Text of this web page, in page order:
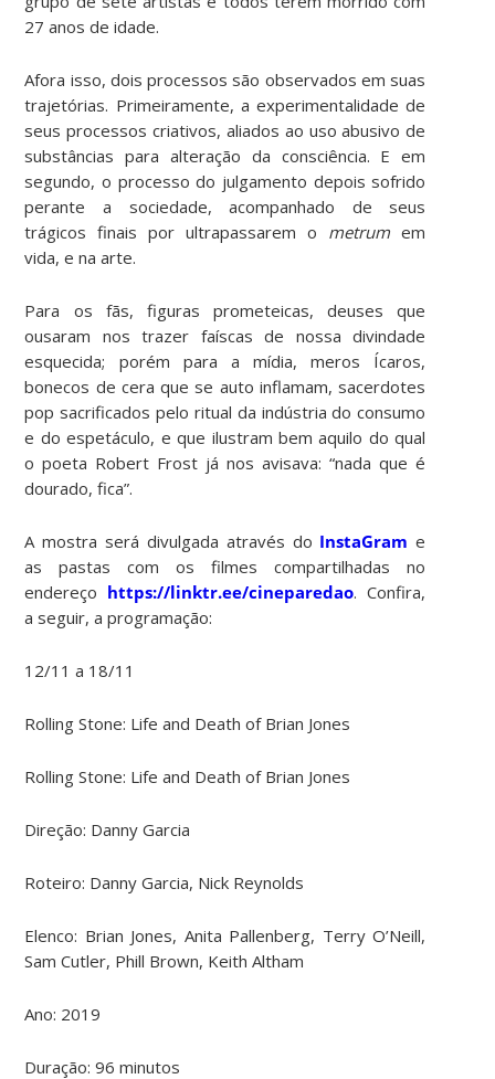
27 anos de idade.
Afora isso, dois processos são observados em suas
trajetórias. Primeiramente, a experimentalidade de
seus processos criativos, aliados ao uso abusivo de
substâncias para alteração da consciência. E em
segundo, o processo do julgamento depois sofrido
perante a sociedade, acompanhado de seus
trágicos finais por ultrapassarem o metrum em
vida, e na arte.
Para os fãs, figuras prometeicas, deuses que
ousaram nos trazer faíscas de nossa divindade
esquecida; porém para a mídia, meros Ícaros,
bonecos de cera que se auto inflamam, sacerdotes
pop sacrificados pelo ritual da indústria do consumo
e do espetáculo, e que ilustram bem aquilo do qual
o poeta Robert Frost já nos avisava: “nada que é
dourado, fica”.
A mostra será divulgada através do InstaGram e
as pastas com os filmes compartilhadas no
endereço https://linktr.ee/cineparedao. Confira,
a seguir, a programação:
12/11 a 18/11
Rolling Stone: Life and Death of Brian Jones
Rolling Stone: Life and Death of Brian Jones
Direção: Danny Garcia
Roteiro: Danny Garcia, Nick Reynolds
Elenco: Brian Jones, Anita Pallenberg, Terry O’Neill,
Sam Cutler, Phill Brown, Keith Altham
Ano: 2019
Duração: 96 minutos